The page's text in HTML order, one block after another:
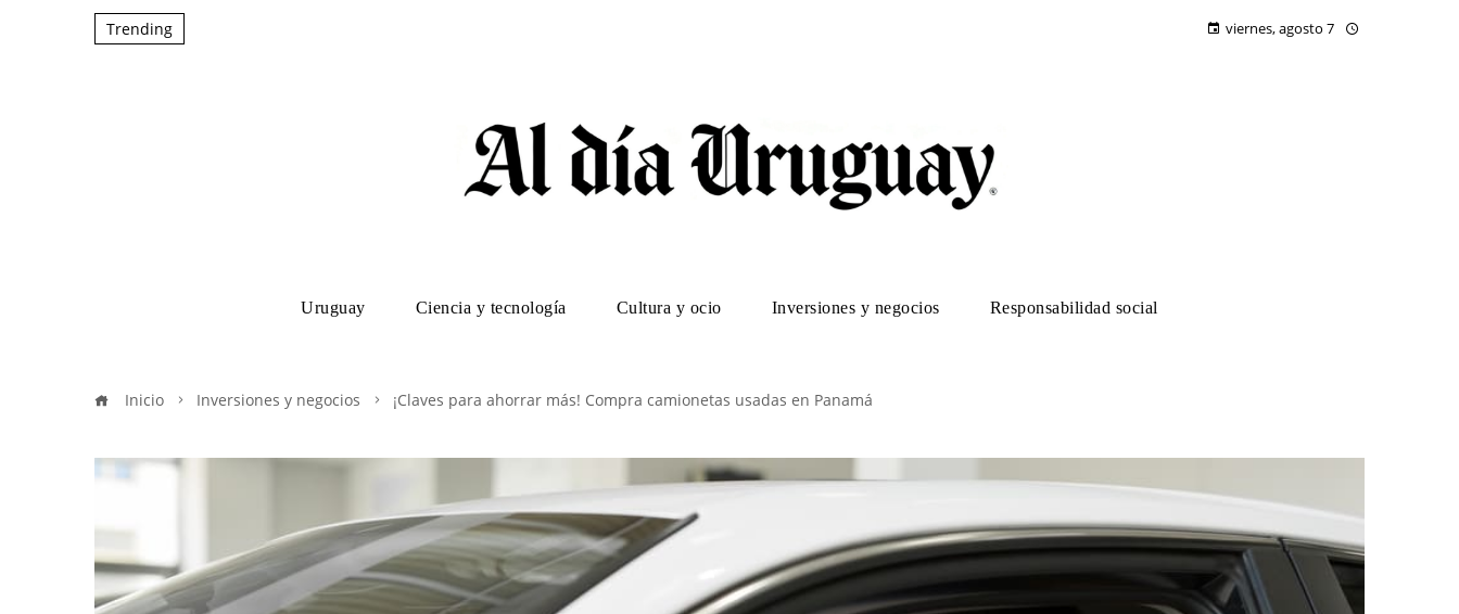
Trending viernes, agosto 7
Uruguay Ciencia y tecnología Cultura y ocio Inversiones y negocios Responsabilidad social
Inicio Inversiones y negocios ¡Claves para ahorrar más! Compra camionetas usadas en Panamá